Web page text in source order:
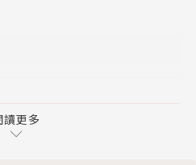
雄。
高雄。
、《貓空愛情故事》、《這
、《Ｂ棟11樓》、《這城
讀更多